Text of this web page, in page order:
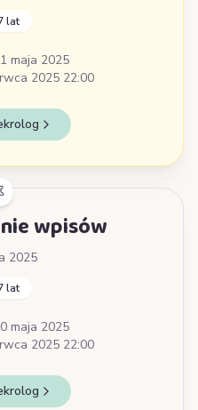
lat
maja 2025
2025 22:00
wpisów
2025
lat
maja 2025
2025 22:00